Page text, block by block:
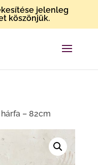
jelenleg
köszönjük.
– 82cm